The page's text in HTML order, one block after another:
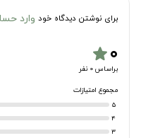
برای نوشتن دیدگاه خود وارد
۰star
براساس 0 نفر
مجموع امتیازات
5
4
3